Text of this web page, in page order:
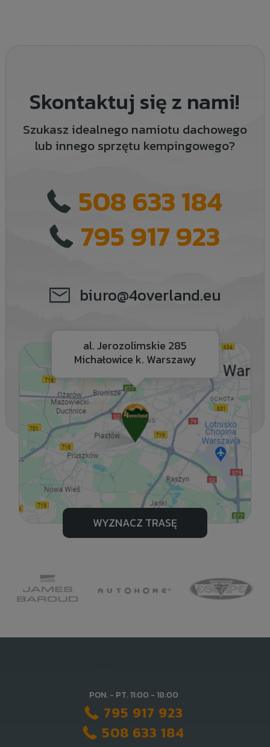
Skontaktuj się z nami!
Szukasz idealnego namiotu dachowego
lub innego sprzętu kempingowego?
508 633 184
795 917 923
biuro@4overland.eu
al. Jerozolimskie 285
Michałowice k. Warszawy
WYZNACZ TRASĘ
PON. - PT. 11:00 - 18:00
795 917 923
508 633 184